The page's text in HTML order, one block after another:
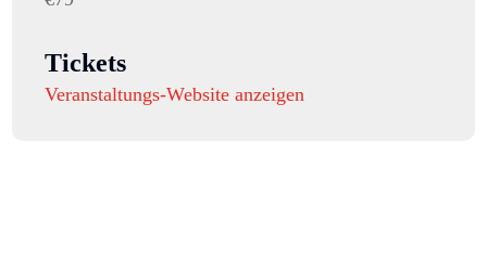
Tickets
Veranstaltungs-Website anzeigen